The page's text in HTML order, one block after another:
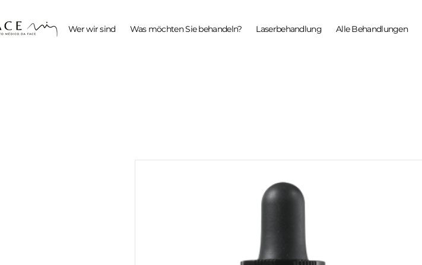
Wer wir sind Was möchten Sie behandeln? Laserbehandlung Alle Behandlungen